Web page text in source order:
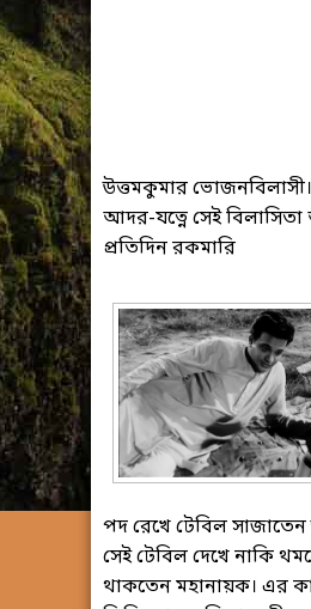
উত্তমকুমার ভোজনবিলাসী।
আদর-যত্নে সেই
প্রতিদিন রকমারি
পদ রেখে টেবিল সাজাতেন
সেই টেবিল দেখে নাকি
থাকতেন মহানায়ক। এর